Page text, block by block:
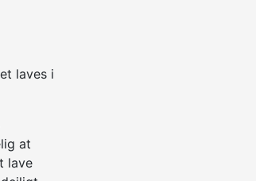
laves i
at
lave